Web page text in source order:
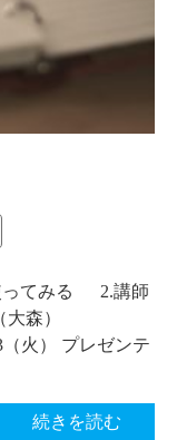
ってみる 2.講師
森）
火） プレゼンテ
続きを読む